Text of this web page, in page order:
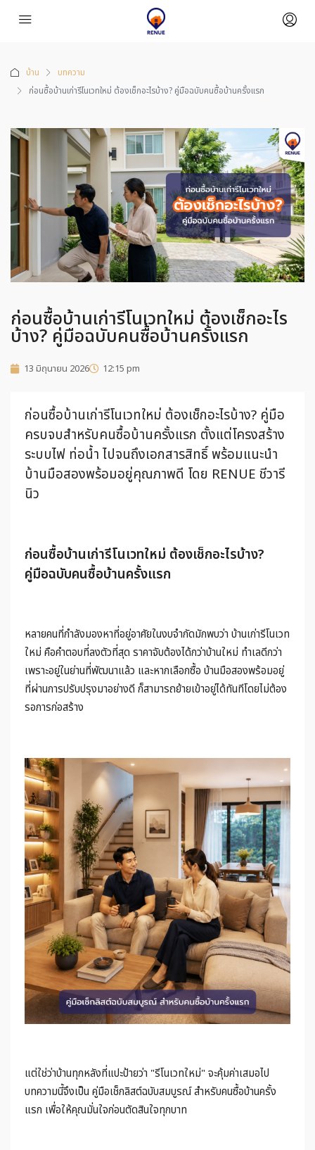
บ้าน
บทความ
ก่อนซื้อบ้านเก่ารีโนเวทใหม่ ต้องเช็กอะไรบ้าง? คู่มือฉบับคนซื้อบ้านครั้งแรก
ก่อนซื้อบ้านเก่ารีโนเวทใหม่ ต้องเช็กอะไร
บ้าง? คู่มือฉบับคนซื้อบ้านครั้งแรก
13 มิถุนายน 2026 12:15 pm
ก่อนซื้อบ้านเก่ารีโนเวทใหม่ ต้องเช็กอะไรบ้าง? คู่มือ
ครบจบสำหรับคนซื้อบ้านครั้งแรก ตั้งแต่โครงสร้าง
ระบบไฟ ท่อน้ำ ไปจนถึงเอกสารสิทธิ์ พร้อมแนะนำ
บ้านมือสองพร้อมอยู่คุณภาพดี โดย RENUE ชีวารี
นิว
ก่อนซื้อบ้านเก่ารีโนเวทใหม่ ต้องเช็กอะไรบ้าง?
คู่มือฉบับคนซื้อบ้านครั้งแรก
หลายคนที่กำลังมองหาที่อยู่อาศัยในงบจำกัดมักพบว่า บ้านเก่ารีโนเวท
ใหม่ คือคำตอบที่ลงตัวที่สุด ราคาจับต้องได้กว่าบ้านใหม่ ทำเลดีกว่า
เพราะอยู่ในย่านที่พัฒนาแล้ว และหากเลือกซื้อ บ้านมือสองพร้อมอยู่
ที่ผ่านการปรับปรุงมาอย่างดี ก็สามารถย้ายเข้าอยู่ได้ทันทีโดยไม่ต้อง
รอการก่อสร้าง
แต่ใช่ว่าบ้านทุกหลังที่แปะป้ายว่า "รีโนเวทใหม่" จะคุ้มค่าเสมอไป
บทความนี้จึงเป็น คู่มือเช็กลิสต์ฉบับสมบูรณ์ สำหรับคนซื้อบ้านครั้ง
แรก เพื่อให้คุณมั่นใจก่อนตัดสินใจทุกบาท